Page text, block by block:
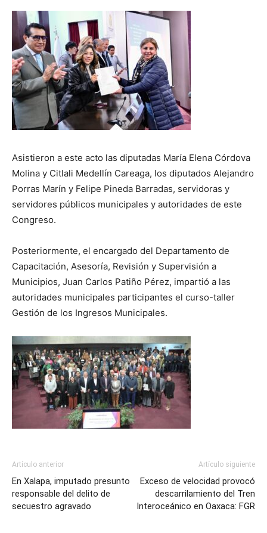
Asistieron a este acto las diputadas María Elena Córdova
Molina y Citlali Medellín Careaga, los diputados Alejandro
Porras Marín y Felipe Pineda Barradas, servidoras y
servidores públicos municipales y autoridades de este
Congreso.
Posteriormente, el encargado del Departamento de
Capacitación, Asesoría, Revisión y Supervisión a
Municipios, Juan Carlos Patiño Pérez, impartió a las
autoridades municipales participantes el curso-taller
Gestión de los Ingresos Municipales.
Artículo anterior
En Xalapa, imputado presunto
responsable del delito de
secuestro agravado
Artículo siguiente
Exceso de velocidad provocó
descarrilamiento del Tren
Interoceánico en Oaxaca: FGR